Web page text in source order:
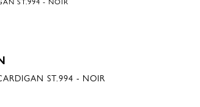
ST.994 - NOIR